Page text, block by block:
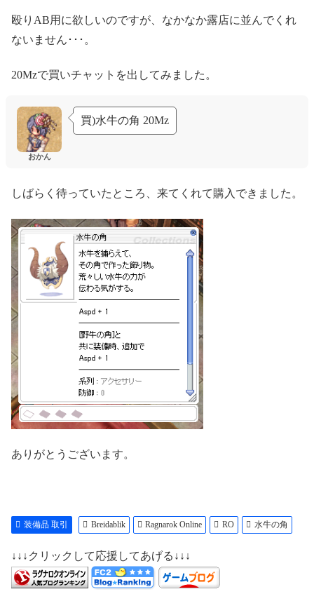
殴りAB用に欲しいのですが、なかなか露店に並んでくれ
ないません･･･。
20Mzで買いチャットを出してみました。
おかん
買)水牛の角 20Mz
しばらく待っていたところ、来てくれて購入できました。
ありがとうございます。
装備品 取引 Breidablik Ragnarok Online RO 水牛の角
↓↓↓クリックして応援してあげる↓↓↓